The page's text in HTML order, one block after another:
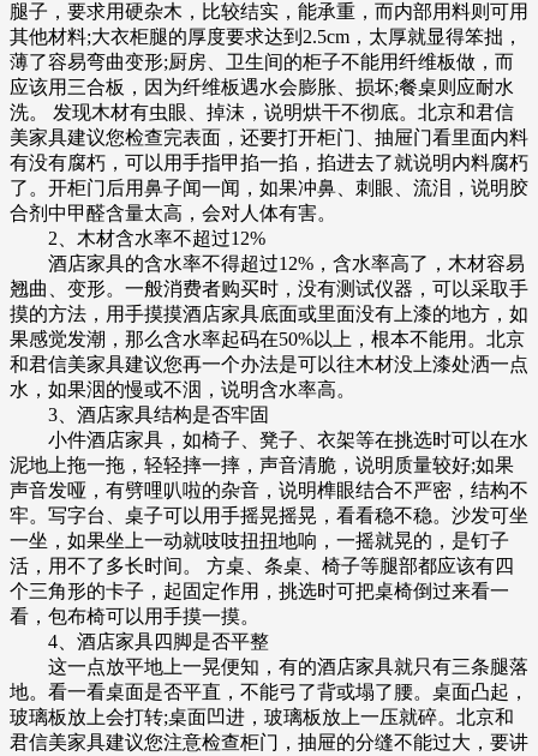
腿子，要求用硬杂木，比较结实，能承重，而内部用料则可用
其他材料;大衣柜腿的厚度要求达到2.5cm，太厚就显得笨拙，
薄了容易弯曲变形;厨房、卫生间的柜子不能用纤维板做，而
应该用三合板，因为纤维板遇水会膨胀、损坏;餐桌则应耐水
洗。 发现木材有虫眼、掉沫，说明烘干不彻底。北京和君信
美家具建议您检查完表面，还要打开柜门、抽屉门看里面内料
有没有腐朽，可以用手指甲掐一掐，掐进去了就说明内料腐朽
了。开柜门后用鼻子闻一闻，如果冲鼻、刺眼、流泪，说明胶
合剂中甲醛含量太高，会对人体有害。
2、木材含水率不超过12%
酒店家具的含水率不得超过12%，含水率高了，木材容易
翘曲、变形。一般消费者购买时，没有测试仪器，可以采取手
摸的方法，用手摸摸酒店家具底面或里面没有上漆的地方，如
果感觉发潮，那么含水率起码在50%以上，根本不能用。北京
和君信美家具建议您再一个办法是可以往木材没上漆处洒一点
水，如果洇的慢或不洇，说明含水率高。
3、酒店家具结构是否牢固
小件酒店家具，如椅子、凳子、衣架等在挑选时可以在水
泥地上拖一拖，轻轻摔一摔，声音清脆，说明质量较好;如果
声音发哑，有劈哩叭啦的杂音，说明榫眼结合不严密，结构不
牢。写字台、桌子可以用手摇晃摇晃，看看稳不稳。沙发可坐
一坐，如果坐上一动就吱吱扭扭地响，一摇就晃的，是钉子
活，用不了多长时间。 方桌、条桌、椅子等腿部都应该有四
个三角形的卡子，起固定作用，挑选时可把桌椅倒过来看一
看，包布椅可以用手摸一摸。
4、酒店家具四脚是否平整
这一点放平地上一晃便知，有的酒店家具就只有三条腿落
地。看一看桌面是否平直，不能弓了背或塌了腰。桌面凸起，
玻璃板放上会打转;桌面凹进，玻璃板放上一压就碎。北京和
君信美家具建议您注意检查柜门，抽屉的分缝不能过大，要讲